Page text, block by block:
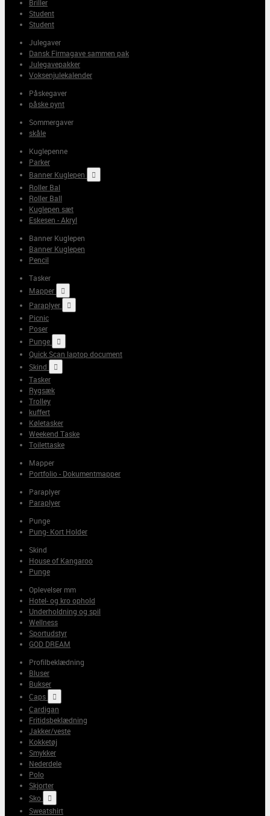
Briller
Student
Student
Julegaver
Dansk Firmagave sammen pak
Julegavepakker
Voksenjulekalender
Påskegaver
påske pynt
Sommergaver
skåle
Kuglepenne
Parker
Banner Kuglepen

Roller Bal
Roller Ball
Kuglepen sæt
Eskesen - Akryl
Banner Kuglepen
Banner Kuglepen
Pencil
Tasker
Mapper

Paraplyer

Picnic
Poser
Punge

Quick Scan laptop document
Skind

Tasker
Rygsæk
Trolley
kuffert
Køletasker
Weekend Taske
Toilettaske
Mapper
Portfolio - Dokumentmapper
Paraplyer
Paraplyer
Punge
Pung- Kort Holder
Skind
House of Kangaroo
Punge
Oplevelser mm
Hotel- og kro ophold
Underholdning og spil
Wellness
Sportudstyr
GOD DREAM
Profilbeklædning
Bluser
Bukser
Caps

Cardigan
Fritidsbeklædning
Jakker/veste
Kokketøj
Smykker
Nederdele
Polo
Skjorter
Sko

Sweatshirt